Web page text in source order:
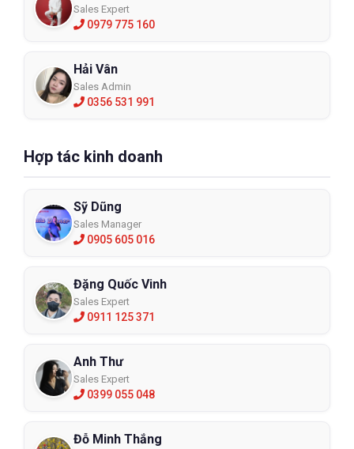
Sales Expert
0979 775 160
Hải Vân
Sales Admin
0356 531 991
Hợp tác kinh doanh
Sỹ Dũng
Sales Manager
0905 605 016
Đặng Quốc Vinh
Sales Expert
0911 125 371
Anh Thư
Sales Expert
0399 055 048
Đỗ Minh Thắng